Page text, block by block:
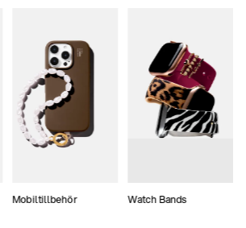
Mobiltillbehör Watch Bands